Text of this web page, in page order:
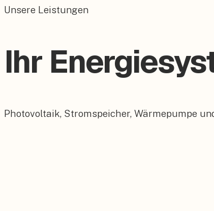
Unsere Leistungen
Ihr
Photovoltaik, Stromspeicher, Wärmepumpe